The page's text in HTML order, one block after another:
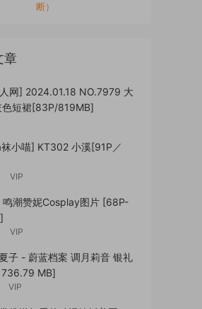
断）
章
网] 2024.01.18 NO.7979 大
色短裙[83P/819MB]
小喵] KT302 小溪[91P／
VIP
潮赞妮Cosplay图片 [68P-
VIP
子 - 蔚蓝档案 调月莉音 银礼
736.79 MB]
VIP